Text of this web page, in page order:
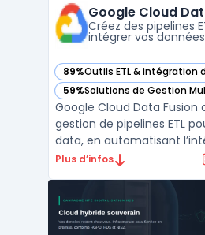
risques de faille ou
Google Cloud
Créez des pipelines
intégrer vos données
89%Outils ETL & intégration
— voir Google Cloud Data
59%Solutions de Gestion
— voir Google Cloud Data
Google Cloud Data Fusion
gestion de pipelines ETL
data, en automatisant
dans un contexte cloud
croissants de données
multiples et garantir leur
confidentialité et ...
Plus d’infos